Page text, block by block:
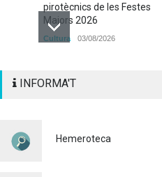
pirotècnics de les Festes
Majors 2026
Cultura 03/08/2026
PAELLES 2026
Bo Cultural Jove 2026: 400
euros per a gaudir de la
INFORMA'T
Hemeroteca